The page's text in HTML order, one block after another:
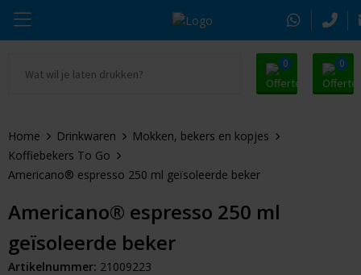
0 0
Drinkwaren
Kleding & Textiel
Tassen & Reizen
Elektronica & Gadgets
Alle promosnoepje
Zomer
Pasen
Kerst
Eindejaarsgeschenken
Thule
Moleskine
Alle merken
Home Drinkwaren
Mokken, bekers en kopjes
Koffiebekers To Go
Americano® espresso 250 ml geïsoleerde beker
Americano® espresso 250 ml
geïsoleerde beker
Artikelnummer: 21009223